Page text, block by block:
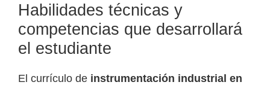
Habilidades técnicas y
competencias que desarrollará
el estudiante
El currículo de instrumentación industrial en